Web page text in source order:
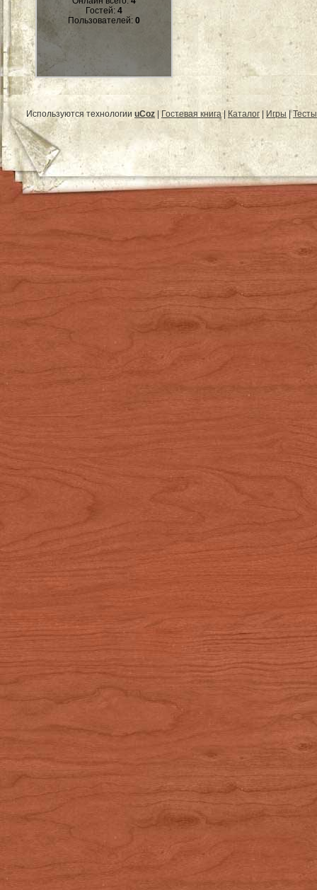
Гостей: 4
Пользователей: 0
Используются технологии uCoz Гостевая книга| Каталог Игры |Тесты